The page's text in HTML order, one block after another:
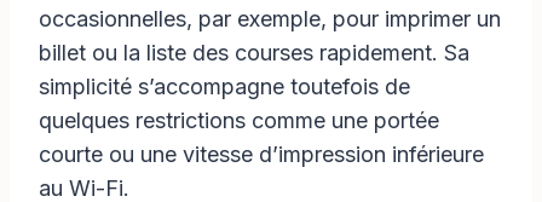
occasionnelles, par exemple, pour imprimer un
billet ou la liste des courses rapidement. Sa
simplicité s’accompagne toutefois de
quelques restrictions comme une portée
courte ou une vitesse d’impression inférieure
au Wi-Fi.